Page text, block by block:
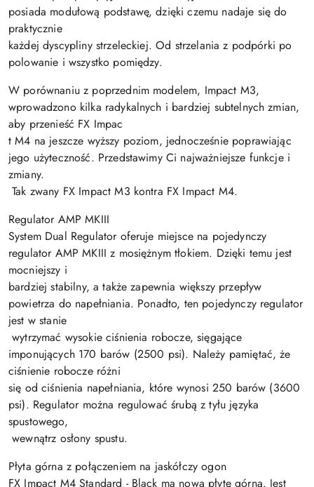
posiada modułową podstawę, dzięki czemu nadaje się do
praktycznie
każdej dyscypliny strzeleckiej. Od strzelania z podpórki po
polowanie i wszystko pomiędzy.
W porównaniu z poprzednim modelem, Impact M3,
wprowadzono kilka radykalnych i bardziej subtelnych zmian,
aby przenieść FX Impac
t M4 na jeszcze wyższy poziom, jednocześnie poprawiając
jego użyteczność. Przedstawimy Ci najważniejsze funkcje i
zmiany.
Tak zwany FX Impact M3 kontra FX Impact M4.
Regulator AMP MKIII
System Dual Regulator oferuje miejsce na pojedynczy
regulator AMP MKIII z mosiężnym tłokiem. Dzięki temu jest
mocniejszy i
bardziej stabilny, a także zapewnia większy przepływ
powietrza do napełniania. Ponadto, ten pojedynczy regulator
jest w stanie
wytrzymać wysokie ciśnienia robocze, sięgające
imponujących 170 barów (2500 psi). Należy pamiętać, że
ciśnienie robocze różni
się od ciśnienia napełniania, które wynosi 250 barów (3600
psi). Regulator można regulować śrubą z tyłu języka
spustowego,
wewnątrz osłony spustu.
Płyta górna z połączeniem na jaskółczy ogon
FX Impact M4 Standard - Black ma nową płytę górną. Jest